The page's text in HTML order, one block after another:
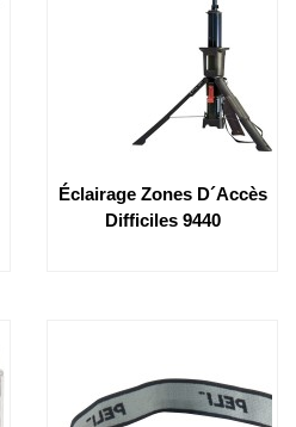
Éclairage Zones D´accès
Difficiles 9440